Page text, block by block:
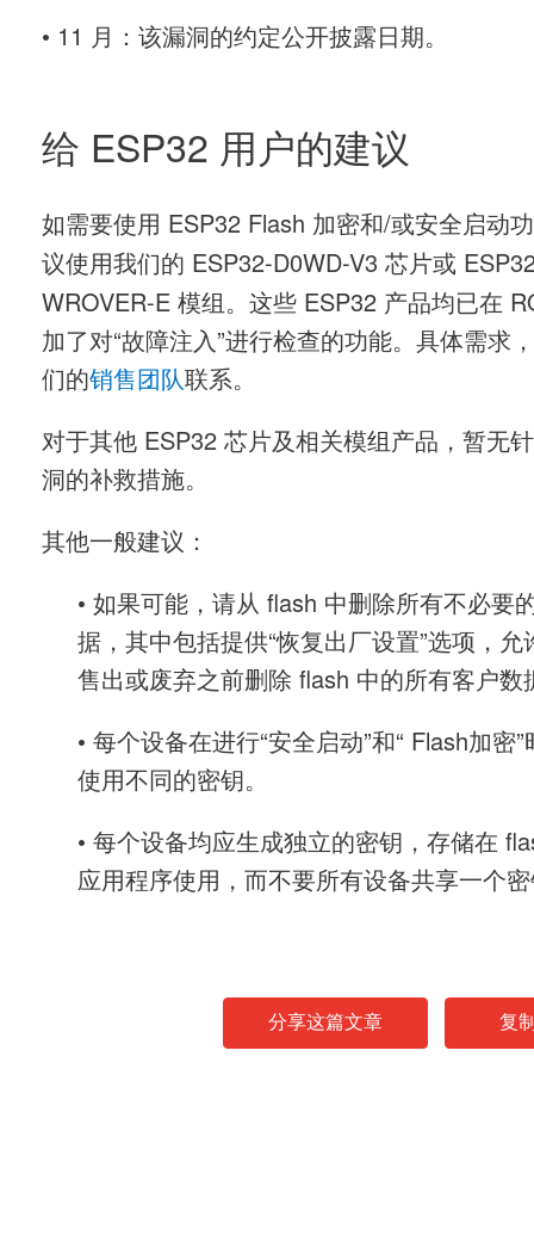
• 11 月：该漏洞的约定公开披露日期。
给 ESP32 用户的建议
如需要使用 ESP32 Flash 加密和/或安全启动
议使用我们的 ESP32-D0WD-V3 芯片或
WROVER-E 模组 。这些 ESP32 产品均已在
加了对“故障注入”进行检查的功能。具体需求
们的销售团队联系。
对于其他 ESP32 芯片及相关模组产品，暂无
洞的补救措施。
其他一般建议：
• 如果可能，请从 flash 中删除所有不必要
据，其中包括提供“恢复出厂设置”选项，允
售出或废弃之前删除 flash 中的所有客户数
• 每个设备在进行“安全启动”和“ Flash加密
使用不同的密钥。
• 每个设备均应生成独立的密钥，存储在
应用程序使用，而不要所有设备共享一个
分享这篇文章 复